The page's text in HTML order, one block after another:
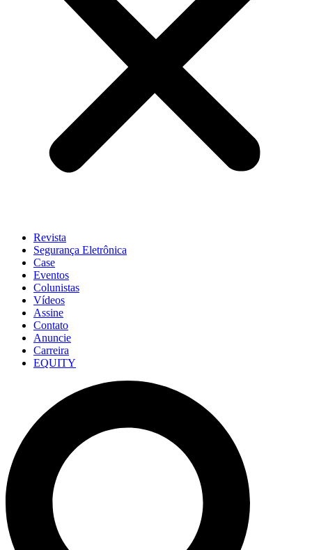
Revista
Segurança Eletrônica
Case
Eventos
Colunistas
Vídeos
Assine
Contato
Anuncie
Carreira
EQUITY